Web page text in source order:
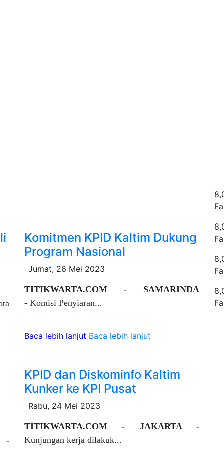
Komitmen KPID Kaltim Dukung
Program Nasional
Jumat, 26 Mei 2023
TITIKWARTA.COM - SAMARINDA
- Komisi Penyiaran...
Baca lebih lanjut Baca lebih lanjut
-
KPID dan Diskominfo Kaltim
Kunker ke KPI Pusat
Rabu, 24 Mei 2023
TITIKWARTA.COM - JAKARTA -
Kunjungan kerja dilakuk...